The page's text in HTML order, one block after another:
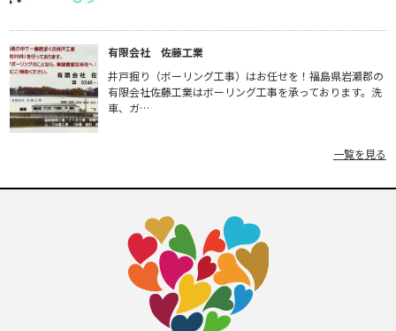
有限会社 佐藤工業
井戸掘り（ボーリング工事）はお任せを！福島県岩瀬郡の
有限会社佐藤工業はボーリング工事を承っております。洗
車、ガ…
一覧を見る